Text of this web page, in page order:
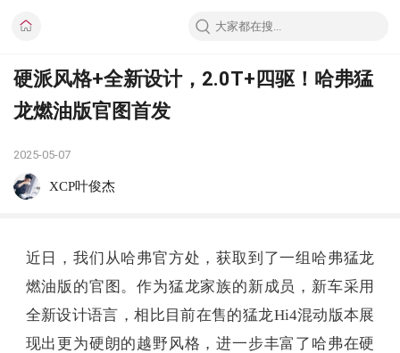
硬派风格+全新设计，2.0T+四驱！哈弗猛
龙燃油版官图首发
2025-05-07
XCP叶俊杰
近日，我们从哈弗官方处，获取到了一组哈弗猛龙
燃油版的官图。作为猛龙家族的新成员，新车采用
全新设计语言，相比目前在售的猛龙Hi4混动版本展
现出更为硬朗的越野风格，进一步丰富了哈弗在硬